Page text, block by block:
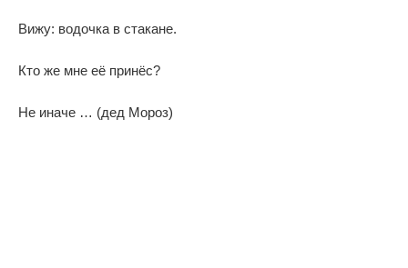
Вижу: водочка в стакане.
Кто же мне её принёс?
Не иначе … (дед Мороз)